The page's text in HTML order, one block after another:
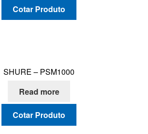
Cotar Produto
SHURE – PSM1000
Read more
Cotar Produto